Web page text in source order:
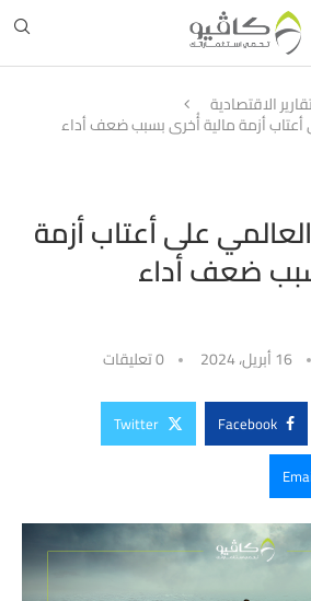
الاقتصادية
أعتاب أزمة مالية أُخرى بسبب ضعف أداء
على أعتاب أزمة
ضعف أداء
16 أبريل، 2024 0 تعليقات
Facebook
Twitter